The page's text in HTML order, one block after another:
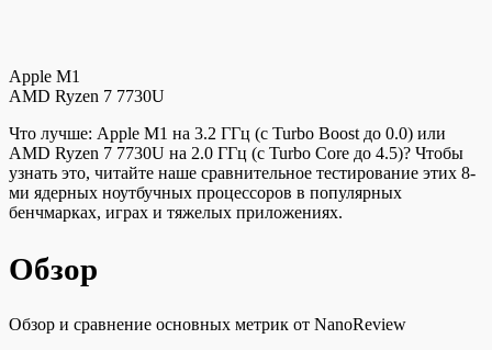
Apple M1
AMD Ryzen 7 7730U
Что лучше: Apple M1 на 3.2 ГГц (c Turbo Boost до 0.0) или
AMD Ryzen 7 7730U на 2.0 ГГц (c Turbo Core до 4.5)? Чтобы
узнать это, читайте наше сравнительное тестирование этих 8-
ми ядерных ноутбучных процессоров в популярных
бенчмарках, играх и тяжелых приложениях.
Обзор
Обзор и сравнение основных метрик от NanoReview